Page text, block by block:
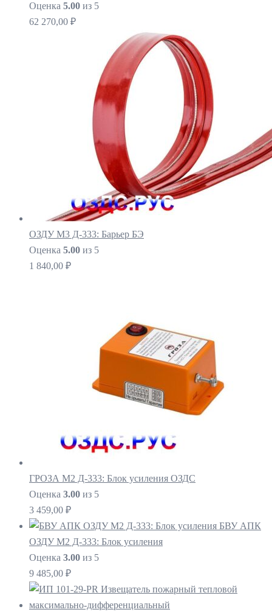
Оценка 5.00 из 5
62 270,00 ₽
ОЗДУ М3 Д-333: Барьер БЭ
Оценка 5.00 из 5
1 840,00 ₽
ГРОЗА М2 Д-333: Блок усиления ОЗДС
Оценка 3.00 из 5
3 459,00 ₽
БВУ АПК
ОЗДУ М2 Д-333: Блок усиления
Оценка 3.00 из 5
9 485,00 ₽